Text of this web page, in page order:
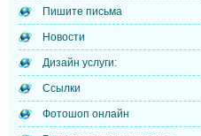
Пишите письма
Новости
Дизайн услуги:
Ссылки
Фотошоп онлайн